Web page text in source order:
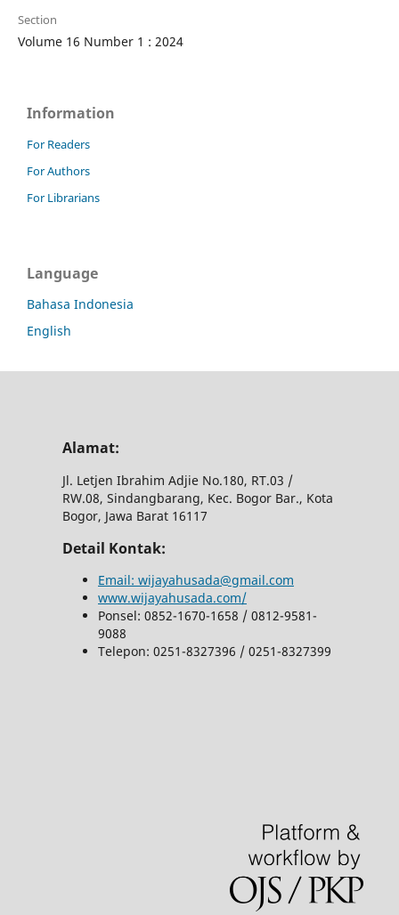
Section
Volume 16 Number 1 : 2024
Information
For Readers
For Authors
For Librarians
Language
Bahasa Indonesia
English
Alamat:
Jl. Letjen Ibrahim Adjie No.180, RT.03 /
RW.08, Sindangbarang, Kec. Bogor Bar., Kota
Bogor, Jawa Barat 16117
Detail Kontak:
Email: wijayahusada@gmail.com
www.wijayahusada.com/
Ponsel: 0852-1670-1658 / 0812-9581-
9088
Telepon: 0251-8327396 / 0251-8327399